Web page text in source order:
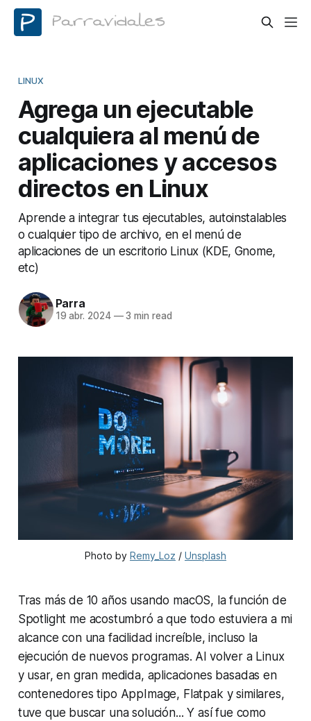
LINUX
Agrega un ejecutable
cualquiera al menú de
aplicaciones y accesos
directos en Linux
Aprende a integrar tus ejecutables, autoinstalables
o cualquier tipo de archivo, en el menú de
aplicaciones de un escritorio Linux (KDE, Gnome,
etc)
Parra
19 abr. 2024 —3 min read
Photo by Remy_Loz / Unsplash
Tras más de 10 años usando macOS, la función de
Spotlight me acostumbró a que todo estuviera a mi
alcance con una facilidad increíble, incluso la
ejecución de nuevos programas. Al volver a Linux
y usar, en gran medida, aplicaciones basadas en
contenedores tipo AppImage, Flatpak y similares,
tuve que buscar una solución... Y así fue como